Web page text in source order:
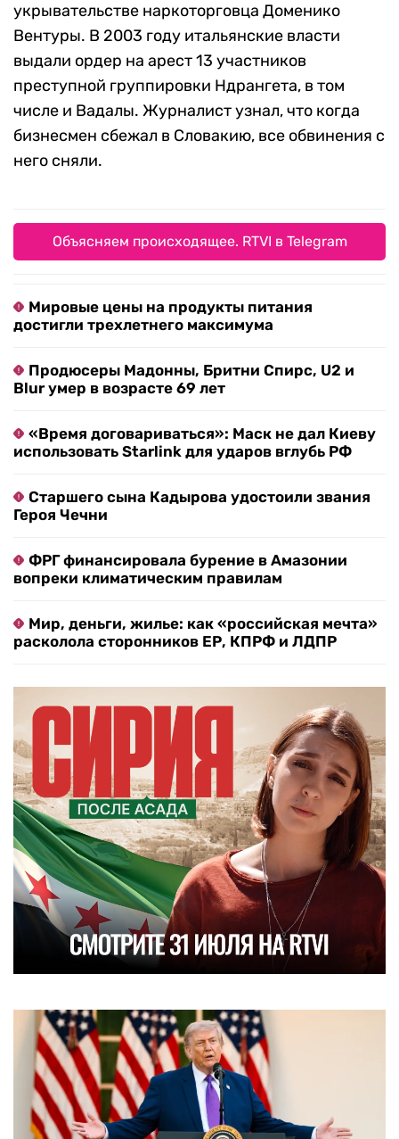
укрывательстве наркоторговца Доменико
Вентуры. В 2003 году итальянские власти
выдали ордер на арест 13 участников
преступной группировки Ндрангета, в том
числе и Вадалы. Журналист узнал, что когда
бизнесмен сбежал в Словакию, все обвинения с
него сняли.
Объясняем происходящее. RTVI в Telegram
Мировые цены на продукты питания
достигли трехлетнего максимума
Продюсеры Мадонны, Бритни Спирс, U2 и
Blur умер в возрасте 69 лет
«Время договариваться»: Маск не дал Киеву
использовать Starlink для ударов вглубь РФ
Старшего сына Кадырова удостоили звания
Героя Чечни
ФРГ финансировала бурение в Амазонии
вопреки климатическим правилам
Мир, деньги, жилье: как «российская мечта»
расколола сторонников ЕР, КПРФ и ЛДПР